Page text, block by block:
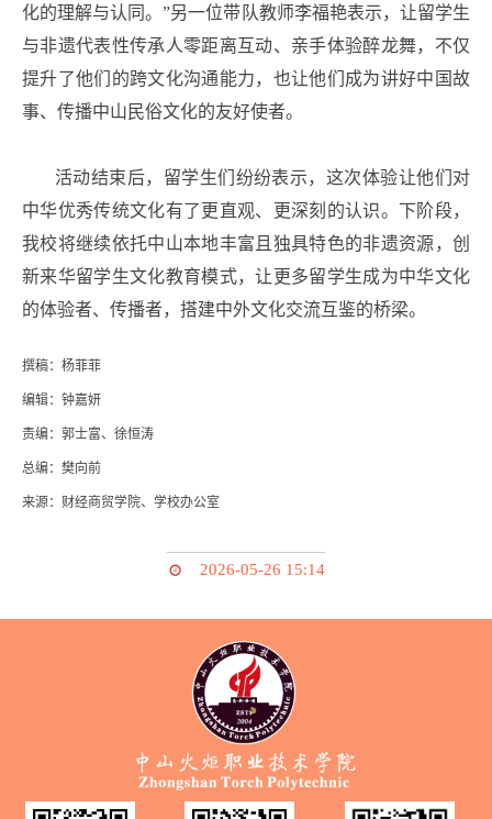
化的理解与认同。”另一位带队教师李福艳表示，让留学生
与非遗代表性传承人零距离互动、亲手体验醉龙舞，不仅
提升了他们的跨文化沟通能力，也让他们成为讲好中国故
事、传播中山民俗文化的友好使者。
活动结束后，留学生们纷纷表示，这次体验让他们对
中华优秀传统文化有了更直观、更深刻的认识。下阶段，
我校将继续依托中山本地丰富且独具特色的非遗资源，创
新来华留学生文化教育模式，让更多留学生成为中华文化
的体验者、传播者，搭建中外文化交流互鉴的桥梁。
撰稿：杨菲菲
编辑：钟嘉妍
责编：郭士富、徐恒涛
总编：樊向前
来源：财经商贸学院、学校办公室
2026-05-26 15:14